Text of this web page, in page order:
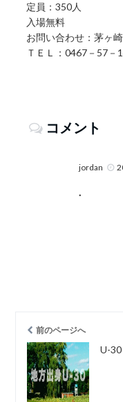
定員：350人
入場無料
お問い合わせ：茅ヶ
ＴＥＬ：0467－57
コメント
jordan
.
前のページへ
U-